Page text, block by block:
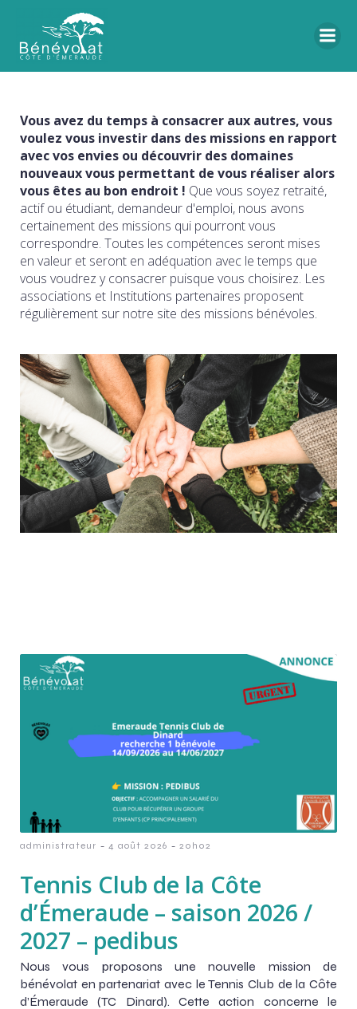
Vous avez du temps à consacrer aux autres, vous
voulez vous investir dans des missions en rapport
avec vos envies ou découvrir des domaines
nouveaux vous permettant de vous réaliser alors
vous êtes au bon endroit ! Que vous soyez retraité,
actif ou étudiant, demandeur d'emploi, nous avons
certainement des missions qui pourront vous
correspondre. Toutes les compétences seront mises
en valeur et seront en adéquation avec le temps que
vous voudrez y consacrer puisque vous choisirez. Les
associations et Institutions partenaires proposent
régulièrement sur notre site des missions bénévoles.
administrateur - 4 août 2026 - 20h02
Tennis Club de la Côte
d’Émeraude – saison 2026 /
2027 – pedibus
Nous vous proposons une nouvelle mission de
bénévolat en partenariat avec le Tennis Club de la Côte
d’Émeraude (TC Dinard). Cette action concerne le